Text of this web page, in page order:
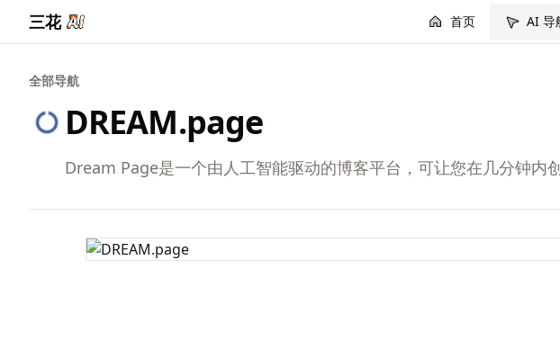
三花 首页 AI 导
全部导航
DREAM.page
Dream Page是一个由人工智能驱动的博客平台，可让您在几分钟内